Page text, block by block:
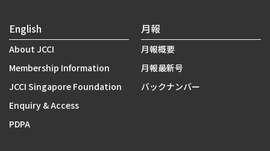
English
About JCCI
Membership Information
JCCI Singapore Foundation
Enquiry & Access
PDPA
月報
月報概要
月報最新号
バックナンバー